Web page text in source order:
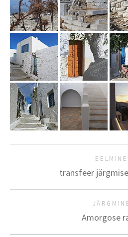
EELMINE
transfeer
Amorgose